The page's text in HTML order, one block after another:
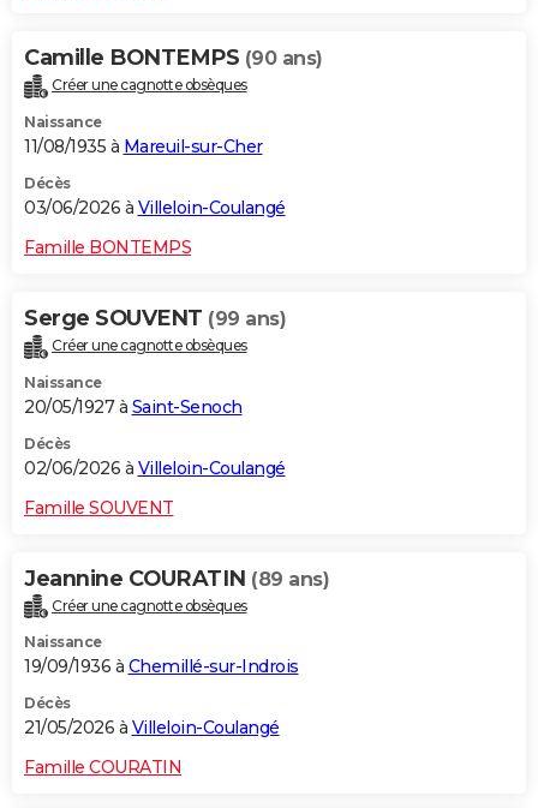
Camille BONTEMPS (90 ans)
Créer une cagnotte obsèques
Naissance
11/08/1935 à Mareuil-sur-Cher
Décès
03/06/2026 à Villeloin-Coulangé
Famille BONTEMPS
Serge SOUVENT (99 ans)
Créer une cagnotte obsèques
Naissance
20/05/1927 à Saint-Senoch
Décès
02/06/2026 à Villeloin-Coulangé
Famille SOUVENT
Jeannine COURATIN (89 ans)
Créer une cagnotte obsèques
Naissance
19/09/1936 à Chemillé-sur-Indrois
Décès
21/05/2026 à Villeloin-Coulangé
Famille COURATIN